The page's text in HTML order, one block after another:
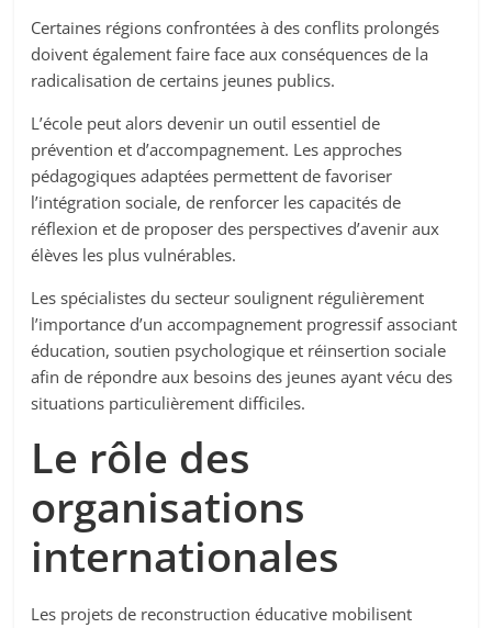
Certaines régions confrontées à des conflits prolongés
doivent également faire face aux conséquences de la
radicalisation de certains jeunes publics.
L’école peut alors devenir un outil essentiel de
prévention et d’accompagnement. Les approches
pédagogiques adaptées permettent de favoriser
l’intégration sociale, de renforcer les capacités de
réflexion et de proposer des perspectives d’avenir aux
élèves les plus vulnérables.
Les spécialistes du secteur soulignent régulièrement
l’importance d’un accompagnement progressif associant
éducation, soutien psychologique et réinsertion sociale
afin de répondre aux besoins des jeunes ayant vécu des
situations particulièrement difficiles.
Le rôle des
organisations
internationales
Les projets de reconstruction éducative mobilisent